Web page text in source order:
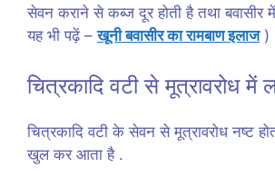
सेवन कराने से कब्ज दूर होती है तथा बवासीर
यह भी पढ़ें –खूनी बवासीर का रामबाण इलाज)
चित्रकादि वटी से मूत्रावरोध में
चित्रकादि वटी के सेवन से मूत्रावरोध नष्ट
खुल कर आता है .